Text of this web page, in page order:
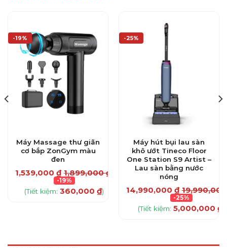
-19%
Máy Massage thư giãn
cơ bắp ZonGym màu
đen
1,539,000 ₫ 1,899,000₫
-19%
(Tiết kiệm:360,000₫)
-25%
Máy hút bụi lau sàn
khô ướt Tineco Floor
One Station S9 Artist –
Lau sàn bằng nước
nóng
14,990,000 ₫
-25%
(Tiết kiệm:5,000,000₫